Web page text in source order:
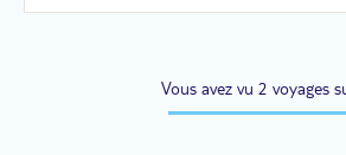
Vous avez vu 2 voyages